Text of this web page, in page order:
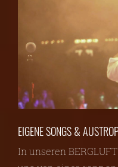
EIGENE SONGS &
In unseren